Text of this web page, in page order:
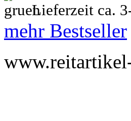
Lieferzeit ca.
mehr Bestseller